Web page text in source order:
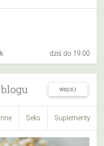
dziś do 19:00
WIĘCEJ
Inne Seks Suplementy